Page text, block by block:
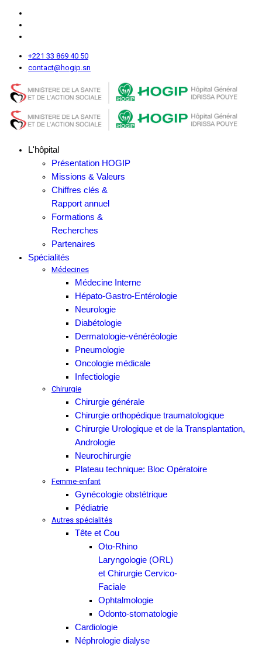
+221 33 869 40 50
contact@hogip.sn
L'hôpital
Présentation HOGIP
Missions & Valeurs
Chiffres clés &
Rapport annuel
Formations &
Recherches
Partenaires
Spécialités
Médecines
Médecine Interne
Hépato-Gastro-Entérologie
Neurologie
Diabétologie
Dermatologie-vénéréologie
Pneumologie
Oncologie médicale
Infectiologie
Chirurgie
Chirurgie générale
Chirurgie orthopédique traumatologique
Chirurgie Urologique et de la Transplantation,
Andrologie
Neurochirurgie
Plateau technique: Bloc Opératoire
Femme-enfant
Gynécologie obstétrique
Pédiatrie
Autres spécialités
Tête et Cou
Oto-Rhino
Laryngologie (ORL)
et Chirurgie Cervico-
Faciale
Ophtalmologie
Odonto-stomatologie
Cardiologie
Néphrologie dialyse